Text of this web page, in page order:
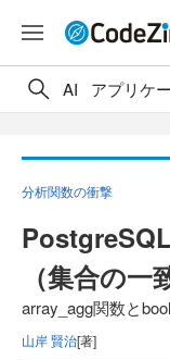
AI アプリケ
分析関数の衝撃
（集合の一
array_agg関数と
山岸 賢治[著]